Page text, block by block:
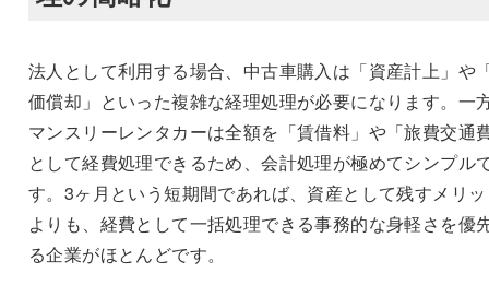
法人として利用する場合、中古車購入は「資産計上」や
価償却」といった複雑な経理処理が必要になります。一
マンスリーレンタカーは全額を「賃借料」や「旅費交通
として経費処理できるため、会計処理が極めてシンプル
す。3ヶ月という短期間であれば、資産として残すメリ
よりも、経費として一括処理できる事務的な身軽さを優
る企業がほとんどです。